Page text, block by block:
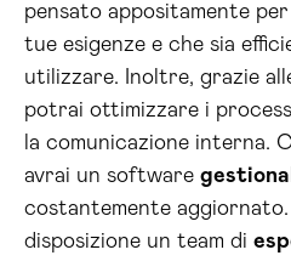
pensato appositamente
tue esigenze e che sia
utilizzare. Inoltre, grazie
potrai ottimizzare i
la comunicazione interna.
avrai un software
costantemente
disposizione un team di